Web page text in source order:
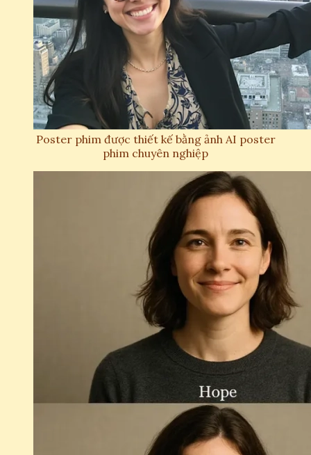
Poster phim được thiết kế bằng ảnh AI poster
phim chuyên nghiệp